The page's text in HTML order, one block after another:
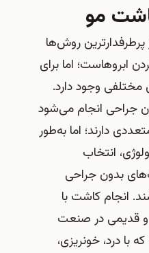
روش‌ها
اما برای
دارد.
می‌شود
اما به‌طور
جراحی
کاشت با
صنعت